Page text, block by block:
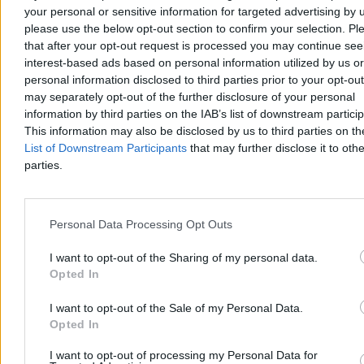
your personal or sensitive information for targeted advertising by
please use the below opt-out section to confirm your selection.
that after your opt-out request is processed you may continue
interest-based ads based on personal information utilized by us or
personal information disclosed to third parties prior to your opt-
may separately opt-out of the further disclosure of your personal
information by third parties on the IAB’s list of downstream
This information may also be disclosed by us to third parties on
List of Downstream Participants that may further disclose it to
parties.
Personal Data Processing Opt Outs
I want to opt-out of the Sharing of my personal data.
Opted In
I want to opt-out of the Sale of my Personal Data.
Opted In
I want to opt-out of processing my Personal Data for
Dzisiaj 07:41
3 min
Reklama
Reklama
Świat